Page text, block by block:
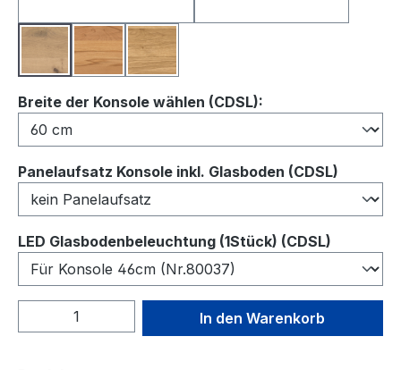
BalkeneicheKernbucheWildeiche
Breite der Konsole wählen (CDSL):
Panelaufsatz Konsole inkl. Glasboden (CDSL)
LED Glasbodenbeleuchtung (1Stück) (CDSL)
Produkt Anzahl: Gib denIn den Warenkorb